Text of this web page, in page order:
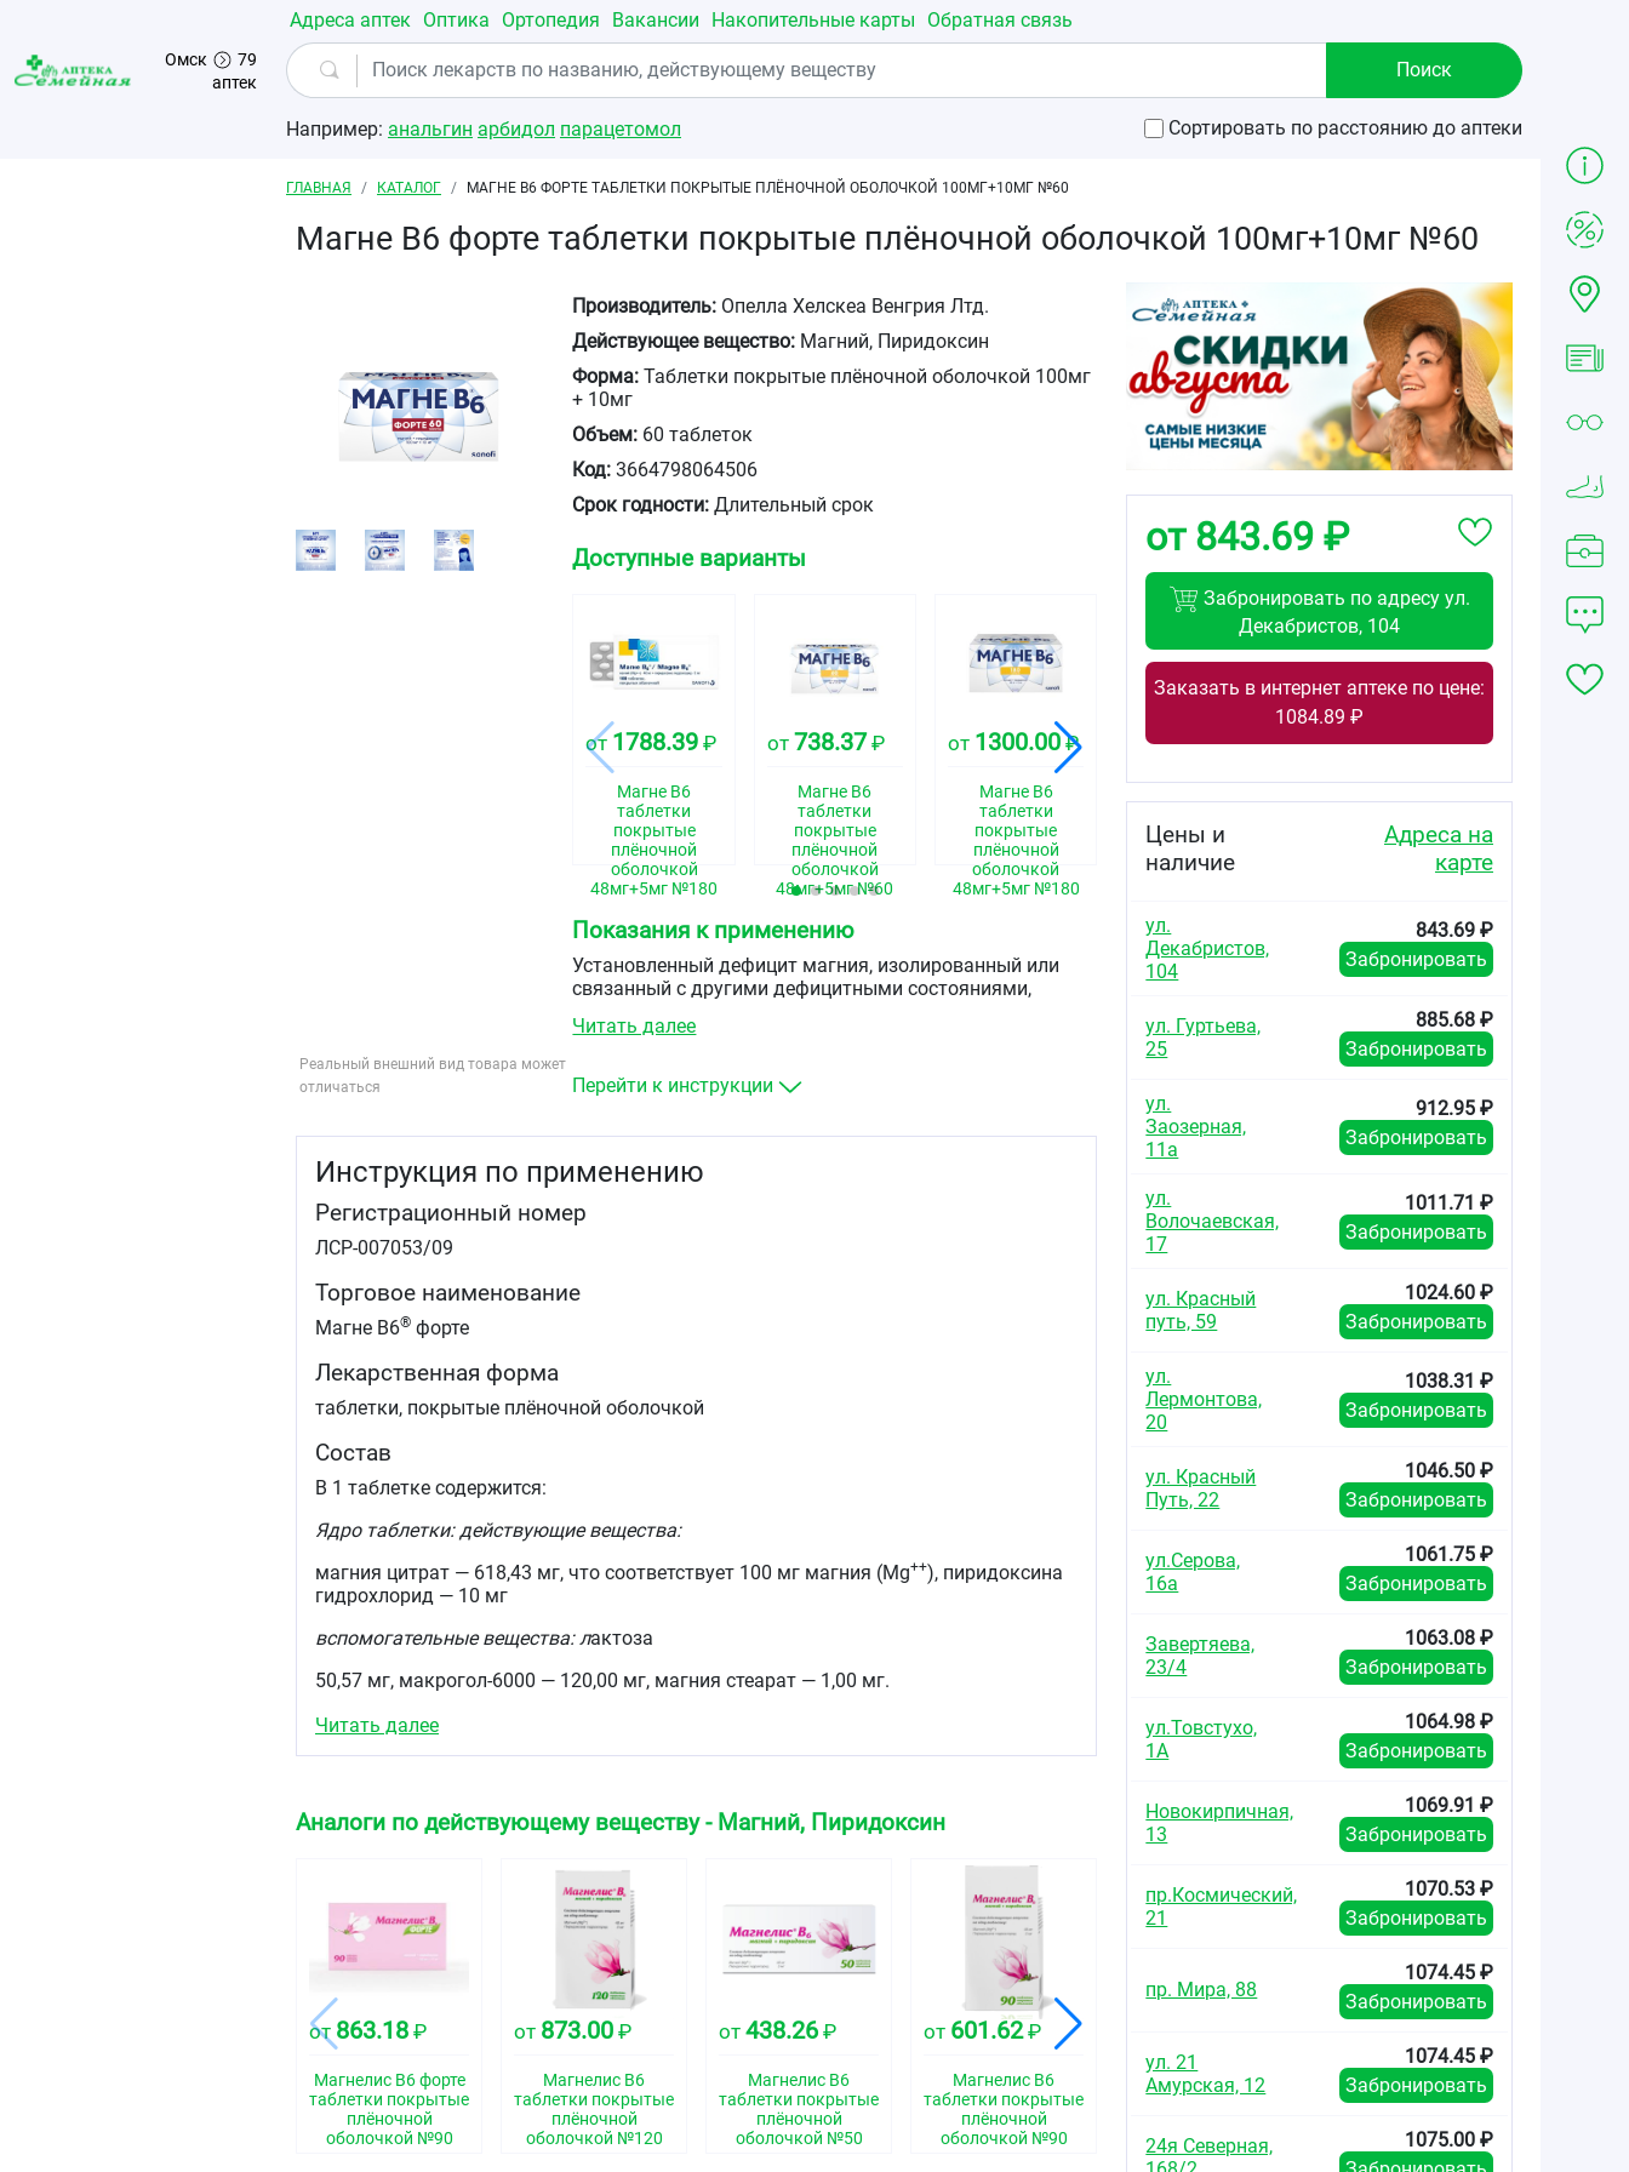
Перейти к основному содержанию
Омск
79
аптек
Адреса аптек Оптика Ортопедия Вакансии Накопительные карты Обратная связь
Например: анальгин арбидол парацетомол Сортировать по расстоянию до аптеки
Строка навигации
ГЛАВНАЯ КАТАЛОГ МАГНЕ В6 ФОРТЕ ТАБЛЕТКИ ПОКРЫТЫЕ ПЛЁНОЧНОЙ ОБОЛОЧКОЙ 100МГ+10МГ №60
Магне В6 форте таблетки покрытые плёночной оболочкой 100мг+10мг №60
Реальный внешний вид товара может
отличаться
Производитель: Опелла Хелскеа Венгрия Лтд.
Действующее вещество: Магний, Пиридоксин
Форма: Таблетки покрытые плёночной оболочкой 100мг
+ 10мг
Объем: 60 таблеток
Код: 3664798064506
Срок годности: Длительный срок
Доступные варианты
от 1788.39 ₽
Магне B6
таблетки
покрытые
плёночной
оболочкой
48мг+5мг №180
от 738.37₽
Магне В6
таблетки
покрытые
плёночной
оболочкой
48мг+5мг №60
от 1300.00 ₽
Магне В6
таблетки
покрытые
плёночной
оболочкой
48мг+5мг №180
от1300.00₽
покрытые
плёночной
оболочкой
от1300.00
Магне B6
таблетки
плёночной
48мг+5мг №180
от
Показания к применению
Установленный дефицит магния, изолированный или
связанный с другими дефицитными состояниями,
незначительные нарушения сна,
желудочно-кишечные спазмы,
боли и спазмы мышц,
Читать далее
Перейти к инструкции
Инструкция по применению
Регистрационный номер
ЛСР-007053/09
Торговое наименование
Магне B6® форте
Лекарственная форма
таблетки, покрытые плёночной оболочкой
Состав
В 1 таблетке содержится:
Ядро таблетки: действующие вещества:
магния цитрат — 618,43 мг, что соответствует 100 мг магния (Mg++), пиридоксина
гидрохлорид — 10 мг
вспомогательные вещества: лактоза
50,57 мг, макрогол-6000 — 120,00 мг, магния стеарат — 1,00 мг.
Оболочка таблетки:
Описание
Овальные двояковыпуклые таблетки, покрытые плёночной оболочкой белого
цвета. На изломе видны два слоя: оболочка белого цвета и таблеточная масса
белого цвета.
Фармакотерапевтическая группа
Магния препарат
Код АТХ
A11JB
Фармакологические свойства
Читать далее
Аналоги по действующему веществу - Магний, Пиридоксин
от 863.18 ₽
Магнелис В6 форте
таблетки покрытые
плёночной
оболочкой №90
от 873.00 ₽
Магнелис В6
таблетки покрытые
плёночной
оболочкой №120
от 438.26 ₽
Магнелис В6
таблетки покрытые
плёночной
оболочкой №50
от 601.62₽
Магнелис В6
таблетки покрытые
плёночной
оболочкой №90
Магнелис В6
таблетки покрытые
оболочкой
48мг+5мг №50
Магне B6 таблетки
покрытые
оболочкой
48мг+5мг №180
от 843.69 ₽
Забронировать по адресу ул.
Декабристов, 104
Заказать в интернет аптеке по цене:
1084.89 ₽
Цены и
наличие
Адреса на
карте
ул.
Декабристов,
104
843.69 ₽
Забронировать
ул. Гуртьева,
25
885.68 ₽
Забронировать
ул.
Заозерная,
11а
912.95 ₽
Забронировать
ул.
Волочаевская,
17
1011.71 ₽
Забронировать
ул. Красный
путь, 59
1024.60 ₽
Забронировать
ул.
Лермонтова,
20
1038.31 ₽
Забронировать
ул. Красный
Путь, 22
1046.50 ₽
Забронировать
ул.Серова,
16а
1061.75 ₽
Забронировать
Завертяева,
23/4
1063.08 ₽
Забронировать
ул.Товстухо,
1А
1064.98 ₽
Забронировать
Новокирпичная,
13
1069.91 ₽
Забронировать
пр.Космический,
21
1070.53 ₽
Забронировать
пр. Мира, 88
1074.45 ₽
Забронировать
ул. 21
Амурская, 12
1074.45 ₽
Забронировать
24я Северная,
1075.00 ₽